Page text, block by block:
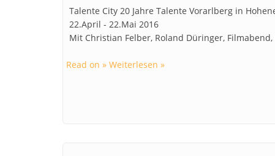
Talente City 20 Jahre Talente Vorarlberg in
22.April - 22.Mai 2016
Mit Christian Felber, Roland Düringer, Filmabend,
Read on » Weiterlesen »